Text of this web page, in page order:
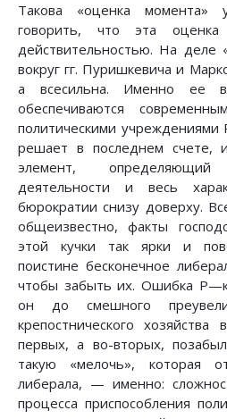
Такова «оценка
говорить, что эта
действительностью. На деле
вокруг гг. Пуришкевича и
а всесильна. Именно ее
обеспечиваются
политическими учреждениями
решает в последнем счете,
элемент,
деятельности и весь
бюрократии снизу доверху.
общеизвестно, факты
этой кучки так ярки и
поистине бесконечное
чтобы забыть их. Ошибка
он до смешного
крепостнического
первых, а во-вторых,
такую «мелочь», которая
либерала, — именно:
процесса приспособления